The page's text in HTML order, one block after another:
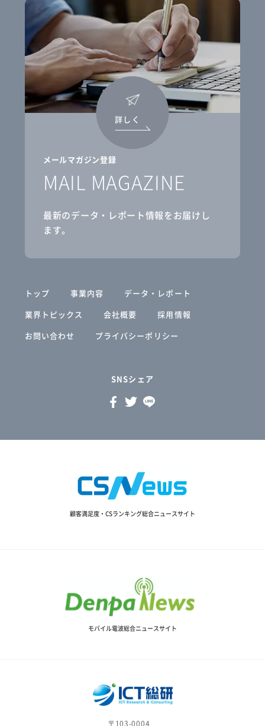
メールマガジン登録
MAIL MAGAZINE
最新のデータ・レポート情報をお届けし
ます。
詳しく
トップ 事業内容
データ・レポート
業界トピックス
会社概要
採用情報
お問い合わせ
プライバシーポリシー
SNSシェア
顧客満足度・CSランキング総合ニュースサイト
モバイル電波総合ニュースサイト
〒103-0004